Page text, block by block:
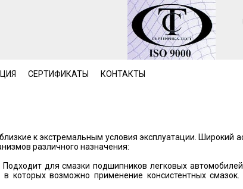
СЕРТИФИКАТЫ КОНТАКТЫ
к экстремальным условия эксплуатации. Широкий
различного назначения:
для смазки подшипников легковых
в которых возможно применение консистентных